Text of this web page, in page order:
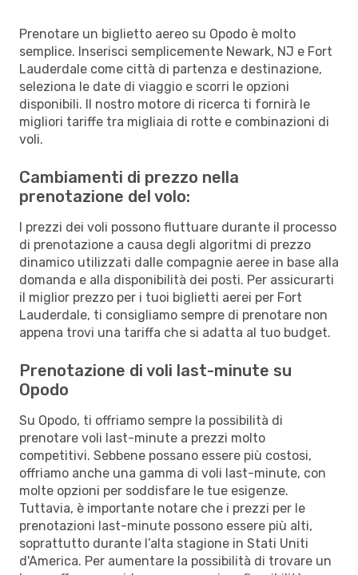
Prenotare un biglietto aereo su Opodo è molto
semplice. Inserisci semplicemente Newark, NJ e Fort
Lauderdale come città di partenza e destinazione,
seleziona le date di viaggio e scorri le opzioni
disponibili. Il nostro motore di ricerca ti fornirà le
migliori tariffe tra migliaia di rotte e combinazioni di
voli.
Cambiamenti di prezzo nella
prenotazione del volo:
I prezzi dei voli possono fluttuare durante il processo
di prenotazione a causa degli algoritmi di prezzo
dinamico utilizzati dalle compagnie aeree in base alla
domanda e alla disponibilità dei posti. Per assicurarti
il miglior prezzo per i tuoi biglietti aerei per Fort
Lauderdale, ti consigliamo sempre di prenotare non
appena trovi una tariffa che si adatta al tuo budget.
Prenotazione di voli last-minute su
Opodo
Su Opodo, ti offriamo sempre la possibilità di
prenotare voli last-minute a prezzi molto
competitivi. Sebbene possano essere più costosi,
offriamo anche una gamma di voli last-minute, con
molte opzioni per soddisfare le tue esigenze.
Tuttavia, è importante notare che i prezzi per le
prenotazioni last-minute possono essere più alti,
soprattutto durante l’alta stagione in Stati Uniti
d'America. Per aumentare la possibilità di trovare un